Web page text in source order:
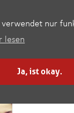
verwendet nur
lesen
Ja, ist okay.